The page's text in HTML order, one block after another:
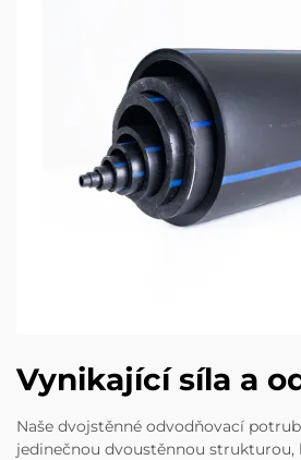
Vynikající síla a
Naše dvojstěnné odvodňovací
jedinečnou dvoustěnnou strukturou,